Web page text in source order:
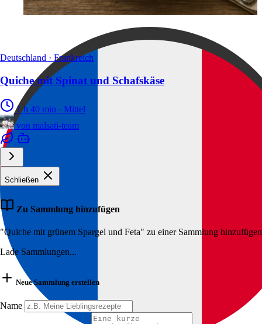
Deutschland · Frankreich
Quiche mit Spinat und Schafskäse
1 h 40 min · Mittel
von malsati-team
Schließen
Zu Sammlung hinzufügen
"Quiche mit grünem Spargel und Feta" zu einer Sammlung hinzufügen
Lade Sammlungen...
Neue Sammlung erstellen
Name